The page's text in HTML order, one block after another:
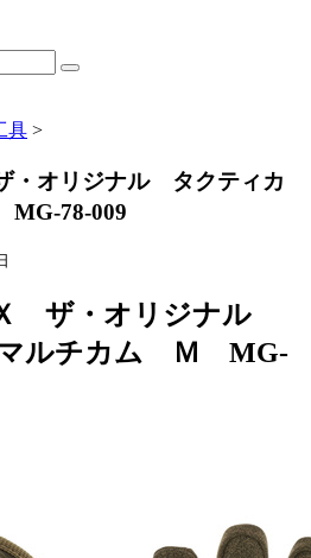
具 >
・オリジナル タクティカ
78-009
Ｘ ザ・オリジナル
ルチカム Ｍ MG-